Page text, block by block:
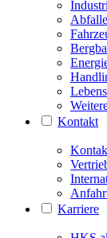
Kontakt
Karriere